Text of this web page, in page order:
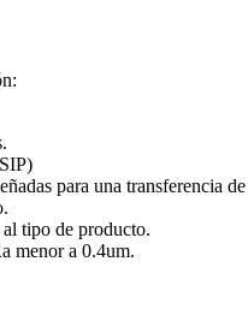
para una transferencia
al tipo de producto.
menor a 0.4um.